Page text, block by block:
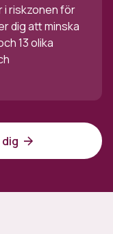
i riskzonen för
dig att minska
13 olika